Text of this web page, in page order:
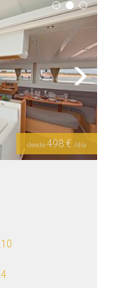
Next
desde498 € /día
10
4